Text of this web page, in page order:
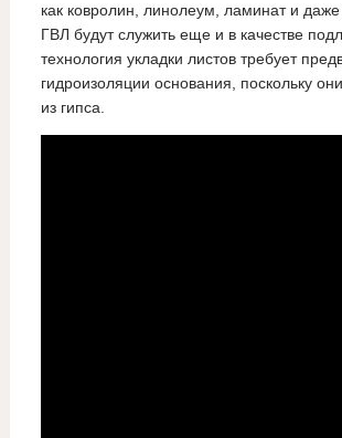
как ковролин, линолеум, ламинат и даже
ГВЛ будут служить еще и в качестве
технология укладки листов требует
гидроизоляции основания, поскольку
из гипса.